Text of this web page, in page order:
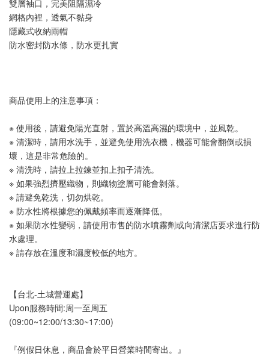
雙層袖口，完美阻隔濕冷
網格內裡，透氣不黏身
隱藏式收納雨帽
防水密封防水條，防水更扎實
商品使用上的注意事項：
※ 使用後，請避免陽光直射，置於高溫高濕的環境中，並風乾。
※ 清潔時，請用水洗手，並避免使用洗衣機，機器可能會翻倒或損
壞，這是非常危險的。
※ 清洗時，請拉上拉鍊並扣上扣子清洗。
※ 如果強烈擠壓織物，則織物塗層可能會剝落。
※ 請避免乾洗，切勿烘乾。
※ 防水性將根據您的佩戴頻率而逐漸降低。
※ 如果防水性變弱，請使用市售的防水噴霧劑或向清潔店要求進行防
水處理。
※ 請存放在溫度和濕度較低的地方。
【台北-土城營運處】
Upon服務時間:周一至周五
(09:00~12:00/13:30~17:00)
『例假日休息，商品會於平日營業時間寄出。』